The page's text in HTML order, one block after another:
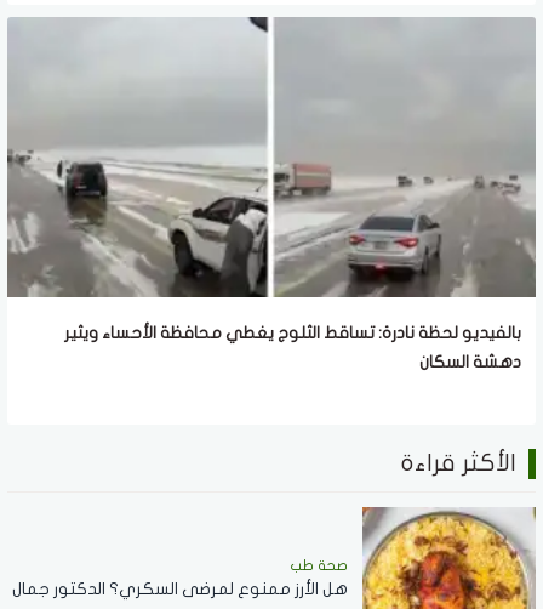
بالفيديو لحظة نادرة: تساقط الثلوج يغطي محافظة الأحساء ويثير
دهشة السكان
الأكثر قراءة
صحة طب
هل الأرز ممنوع لمرضى السكري؟ الدكتور جمال